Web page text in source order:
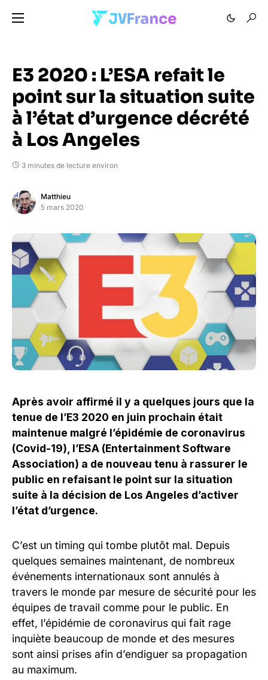
E3 2020 : L’ESA refait le
point sur la situation suite
à l’état d’urgence décrété
à Los Angeles
3 minutes de lecture environ
Matthieu
5 mars 2020
Après avoir affirmé il y a quelques jours que la
tenue de l’E3 2020 en juin prochain était
maintenue malgré l’épidémie de coronavirus
(Covid-19), l’ESA (Entertainment Software
Association) a de nouveau tenu à rassurer le
public en refaisant le point sur la situation
suite à la décision de Los Angeles d’activer
l’état d’urgence.
C’est un timing qui tombe plutôt mal. Depuis
quelques semaines maintenant, de nombreux
événements internationaux sont annulés à
travers le monde par mesure de sécurité pour les
équipes de travail comme pour le public. En
effet, l’épidémie de coronavirus qui fait rage
inquiète beaucoup de monde et des mesures
sont ainsi prises afin d’endiguer sa propagation
au maximum.